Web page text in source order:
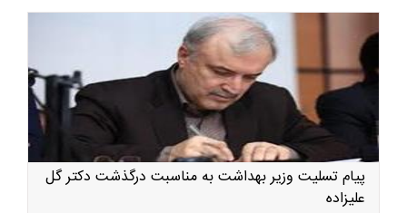
پیام تسلیت وزیر بهداشت به مناسبت درگذشت دکتر گل
علیزاده